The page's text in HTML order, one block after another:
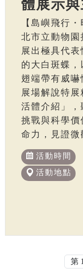
體展示與
【島嶼飛行
北市立動物
展出極具代
的大白斑蝶，
翅端帶有威
展場解說特
活體介紹」
挑戰與科學價
命力，見證微
活動時間
活動地點